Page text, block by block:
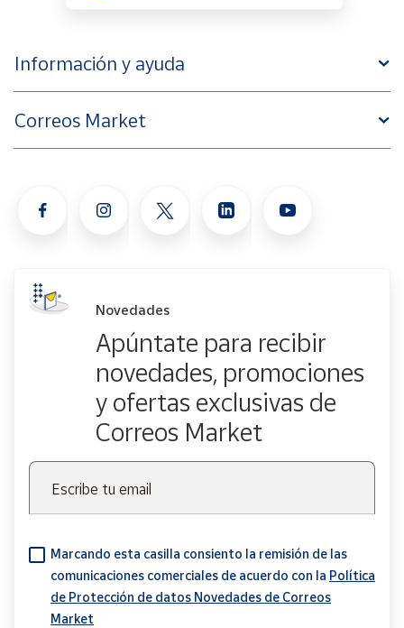
Información y ayuda
Correos Market
Novedades
Apúntate para recibir
novedades, promociones
y ofertas exclusivas de
Correos Market
Escribe tu email
Marcando esta casilla consiento la remisión de las
comunicaciones comerciales de acuerdo con la Política
de Protección de datos Novedades de Correos
Market